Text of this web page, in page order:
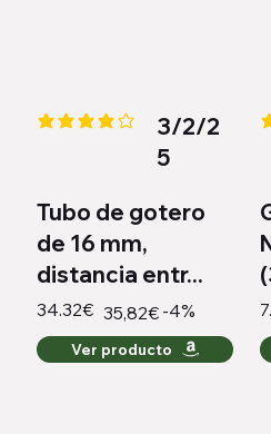
la calificación promedio es 4.2
3/2/2
5
Tubo de gotero
de 16 mm,
distancia entr...
34.32€ 35,82€ -4%
Ver producto